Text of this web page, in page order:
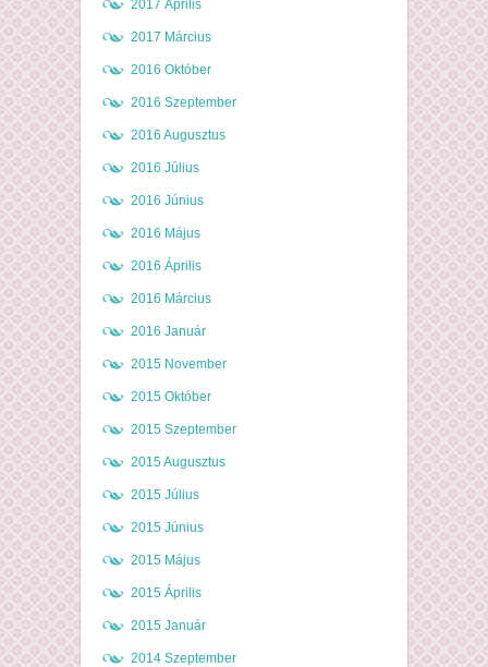
2017 Április
2017 Március
2016 Október
2016 Szeptember
2016 Augusztus
2016 Július
2016 Június
2016 Május
2016 Április
2016 Március
2016 Január
2015 November
2015 Október
2015 Szeptember
2015 Augusztus
2015 Július
2015 Június
2015 Május
2015 Április
2015 Január
2014 Szeptember